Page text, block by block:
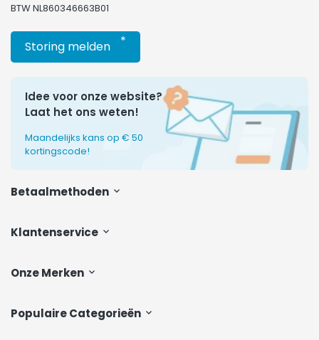
Klantenservice
Onze Merken
Populaire Categorieën
BTW NL860346663B01
Storing melden *
Idee voor onze website?
Laat het ons weten!
Maandelijks kans op € 50
kortingscode!
Betaalmethoden